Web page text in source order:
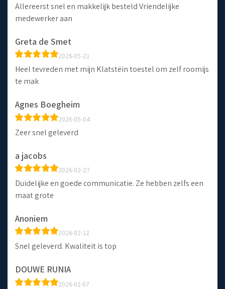
Allereerst snel en makkelijk besteld Vriendelijke
medewerker aan
Greta de Smet
2026-05-21
Heel tevreden met mijn Klatstëin toestel om zelf roomijs
te mak
Agnes Boegheim
2026-05-04
Zeer snel geleverd
a jacobs
2026-02-27
Duidelijke en goede communicatie. Ze hebben zelfs een
maat grote
Anoniem
2026-02-12
Snel geleverd. Kwaliteit is top
DOUWE RUNIA
2026-01-07